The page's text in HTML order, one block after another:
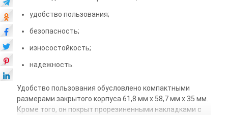
удобство пользования;
безопасность;
износостойкость;
надежность.
Удобство пользования обусловлено компактными
размерами закрытого корпуса 61,8 мм х 58,7 мм х 35 мм.
Кроме того, он покрыт прорезиненными накладками с